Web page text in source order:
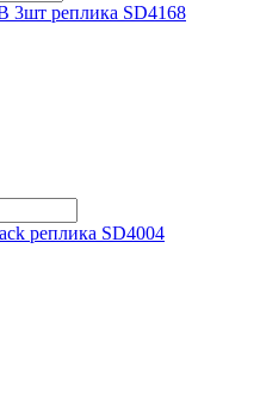
3шт реплика SD4168
реплика SD4004